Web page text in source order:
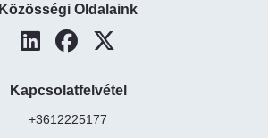
Közösségi Oldalaink
Kapcsolatfelvétel
+3612225177